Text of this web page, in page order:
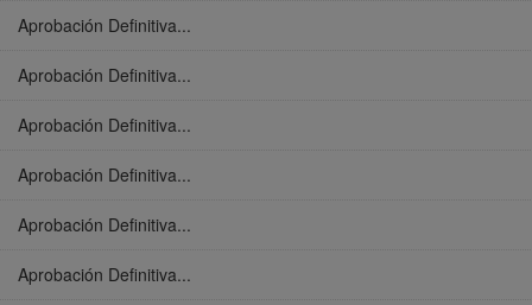
Aprobación Definitiva...
Aprobación Definitiva...
Aprobación Definitiva...
Aprobación Definitiva...
Aprobación Definitiva...
Aprobación Definitiva...